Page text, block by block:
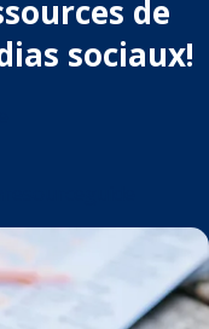
de
sociaux!